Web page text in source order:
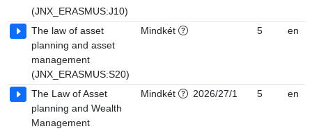
(JNX_ERASMUS:J10)
The law of asset
planning and asset
management
(JNX_ERASMUS:S20)
Mindkét 5 en
The Law of Asset
planning and Wealth
Management
Mindkét 2026/27/1 5 en